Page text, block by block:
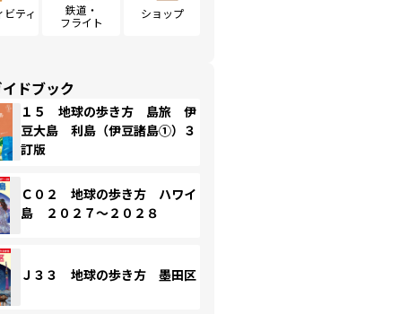
ビティ
鉄道・
フライト
ショップ
ドブック
１５ 地球の歩き方 島旅 伊
豆大島 利島（伊豆諸島①）３
訂版
Ｃ０２ 地球の歩き方 ハワイ
島 ２０２７～２０２８
Ｊ３３ 地球の歩き方 墨田区